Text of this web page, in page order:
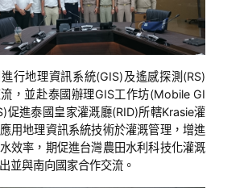
行地理資訊系統(GIS)及遙感探測(RS)
，並赴泰國辦理GIS工作坊(Mobile GI
促進泰國皇家灌溉廳(RID)所轄Krasie灌
用地理資訊系統技術於灌溉管理，增進
效率，期促進台灣農田水利科技化灌溉
並與南向國家合作交流。